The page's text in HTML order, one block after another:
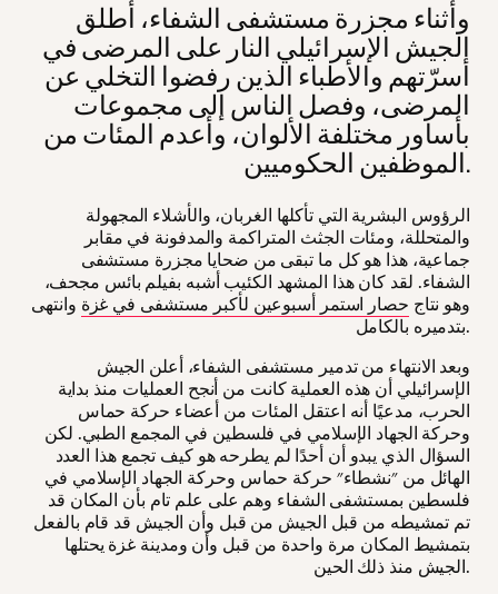
وأثناء مجزرة مستشفى الشفاء، أطلق
الجيش الإسرائيلي النار على المرضى في
أسرّتهم والأطباء الذين رفضوا التخلي عن
المرضى، وفصل الناس إلى مجموعات
بأساور مختلفة الألوان، وأعدم المئات من
الموظفين الحكوميين.
الرؤوس البشرية التي تأكلها الغربان، والأشلاء المجهولة
والمتحللة، ومئات الجثث المتراكمة والمدفونة في مقابر
جماعية، هذا هو كل ما تبقى من ضحايا مجزرة مستشفى
الشفاء. لقد كان هذا المشهد الكئيب أشبه بفيلم بائس مجحف،
وهو نتاج حصار استمر أسبوعين لأكبر مستشفى في غزة وانتهى
بتدميره بالكامل.
وبعد الانتهاء من تدمير مستشفى الشفاء، أعلن الجيش
الإسرائيلي أن هذه العملية كانت من أنجح العمليات منذ بداية
الحرب، مدعيًا أنه اعتقل المئات من أعضاء حركة حماس
وحركة الجهاد الإسلامي في فلسطين في المجمع الطبي. لكن
السؤال الذي يبدو أن أحدًا لم يطرحه هو كيف تجمع هذا العدد
الهائل من "نشطاء" حركة حماس وحركة الجهاد الإسلامي في
فلسطين بمستشفى الشفاء وهم على علم تام بأن المكان قد
تم تمشيطه من قبل الجيش من قبل وأن الجيش قد قام بالفعل
بتمشيط المكان مرة واحدة من قبل وأن ومدينة غزة يحتلها
الجيش منذ ذلك الحين.